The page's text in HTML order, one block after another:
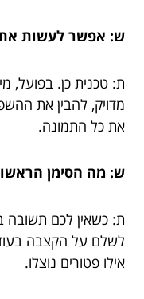
ש: אפשר לעשות
ת: טכנית כן. בפועל,
מדויק, להבין את
את כל התמונה.
ש: מה הסימן
ת: כשאין לכם תשובה
לשלם על הקצבה
אילו פטורים נוצלו.